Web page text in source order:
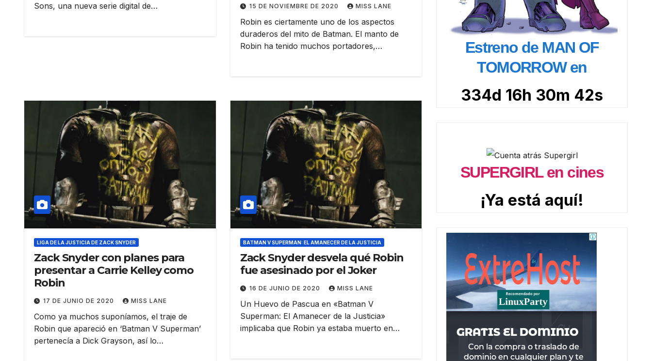
Sons, una nueva serie digital de…
15 DE NOVIEMBRE DE 2020 MISS LANE
Robin es ciertamente uno de los aspectos
duraderos del mito de Batman. El manto de
Robin ha tenido muchos portadores,…
LIGA DE LA JUSTICIA DE ZACK SNYDER
Zack Snyder con planes para
presentar a Carrie Kelley como
Robin
17 DE JUNIO DE 2020 MISS LANE
Como ya muchos suponíamos, el traje de
Robin que apareció en ‘Batman V Superman’
pertenecía a Dick Grayson, así lo…
BATMAN V SUPERMAN: EL AMANECER DE LA JUSTICIA
Zack Snyder desvela qué Robin
fue asesinado por el Joker
16 DE JUNIO DE 2020 MISS LANE
Un Huevo de Pascua en «Batman V
Superman: El Amanecer de la Justicia»
implicaba que Robin ya estaba muerto en…
Estreno de MAN OF
TOMORROW en
334d 16h 30m 40s
SUPERGIRL en cines
¡Ya está aquí!